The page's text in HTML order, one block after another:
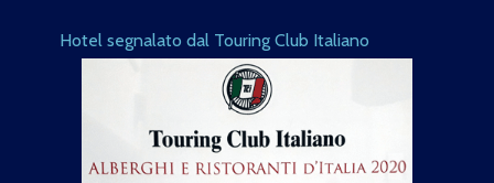
Hotel segnalato dal Touring Club Italiano